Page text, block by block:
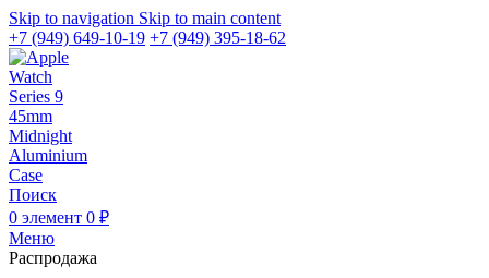
Skip to navigation Skip to main content
+7 (949) 649-10-19 +7 (949) 395-18-62
Поиск
0 элемент 0 ₽
Меню
Распродажа